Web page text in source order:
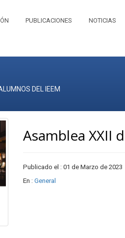
PUBLICACIONES NOTICIAS
DEL IEEM
Asamblea XXII
Publicado el : 01 de Marzo de 2023
En : General